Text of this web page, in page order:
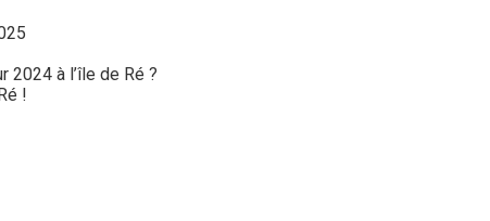
2024 à l’île de Ré ?
!